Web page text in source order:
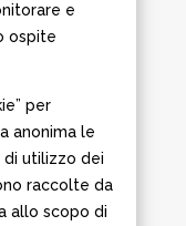
e
ospite
per
anonima le
utilizzo dei
raccolte da
allo scopo di